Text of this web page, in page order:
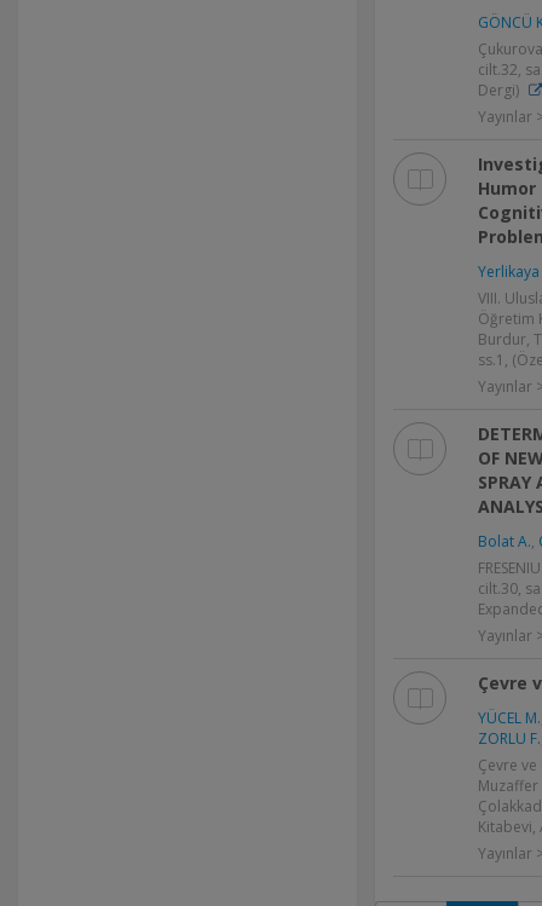
GÖNCÜ
cilt.32,
Dergi)
Yayınlar
Yerlikaya
VIII.
Öğretim
Burdur,
ss.1,
Yayınlar
OF
SPRAY
Bolat A.,
cilt.30,
Yayınlar
Çevre
YÜCEL M.
ZORLU F.
Çevre
Muzaffer
Kitabevi,
Yayınlar